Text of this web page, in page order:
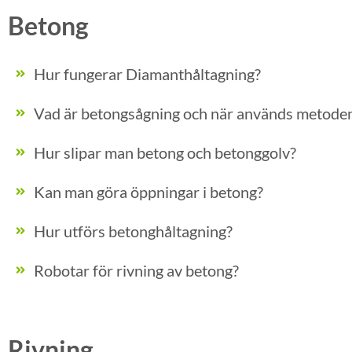
Betong
Hur fungerar Diamanthåltagning?
Vad är betongsågning och när används
Hur slipar man betong och betonggolv?
Kan man göra öppningar i betong?
Hur utförs betonghåltagning?
Robotar för rivning av betong?